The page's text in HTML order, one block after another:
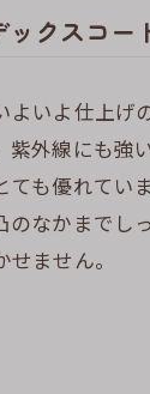
クスコー
よいよ仕上げ
紫外線にも強
ても優れてい
のなかまでし
ません。